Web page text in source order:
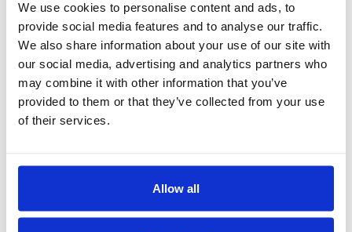
We use cookies to personalise content and ads, to
provide social media features and to analyse our traffic.
We also share information about your use of our site with
our social media, advertising and analytics partners who
may combine it with other information that you’ve
provided to them or that they’ve collected from your use
of their services.
Allow all
Monovolume Executive